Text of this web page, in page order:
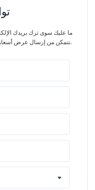
ما عليك سوى ترك بريدك
نتمكن من إرسال عرض أسعار مجاني لمجموعة واسعة من التصاميم لدينا.